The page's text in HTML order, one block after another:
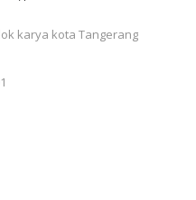
karya kota Tangerang